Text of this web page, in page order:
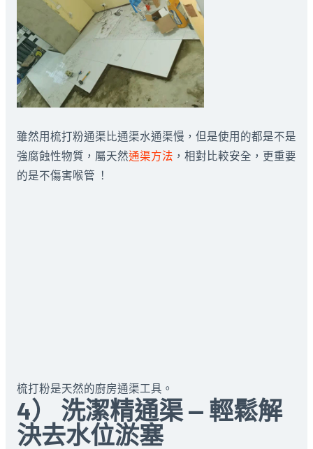
雖然用梳打粉通渠比通渠水通渠慢，但是使用的都是不是
強腐蝕性物質，屬天然通渠方法 ，相對比較安全，更重要
的是不傷害喉管 ！
梳打粉是天然的廚房通渠工具。
4） 洗潔精通渠 — 輕鬆解
決去水位淤塞